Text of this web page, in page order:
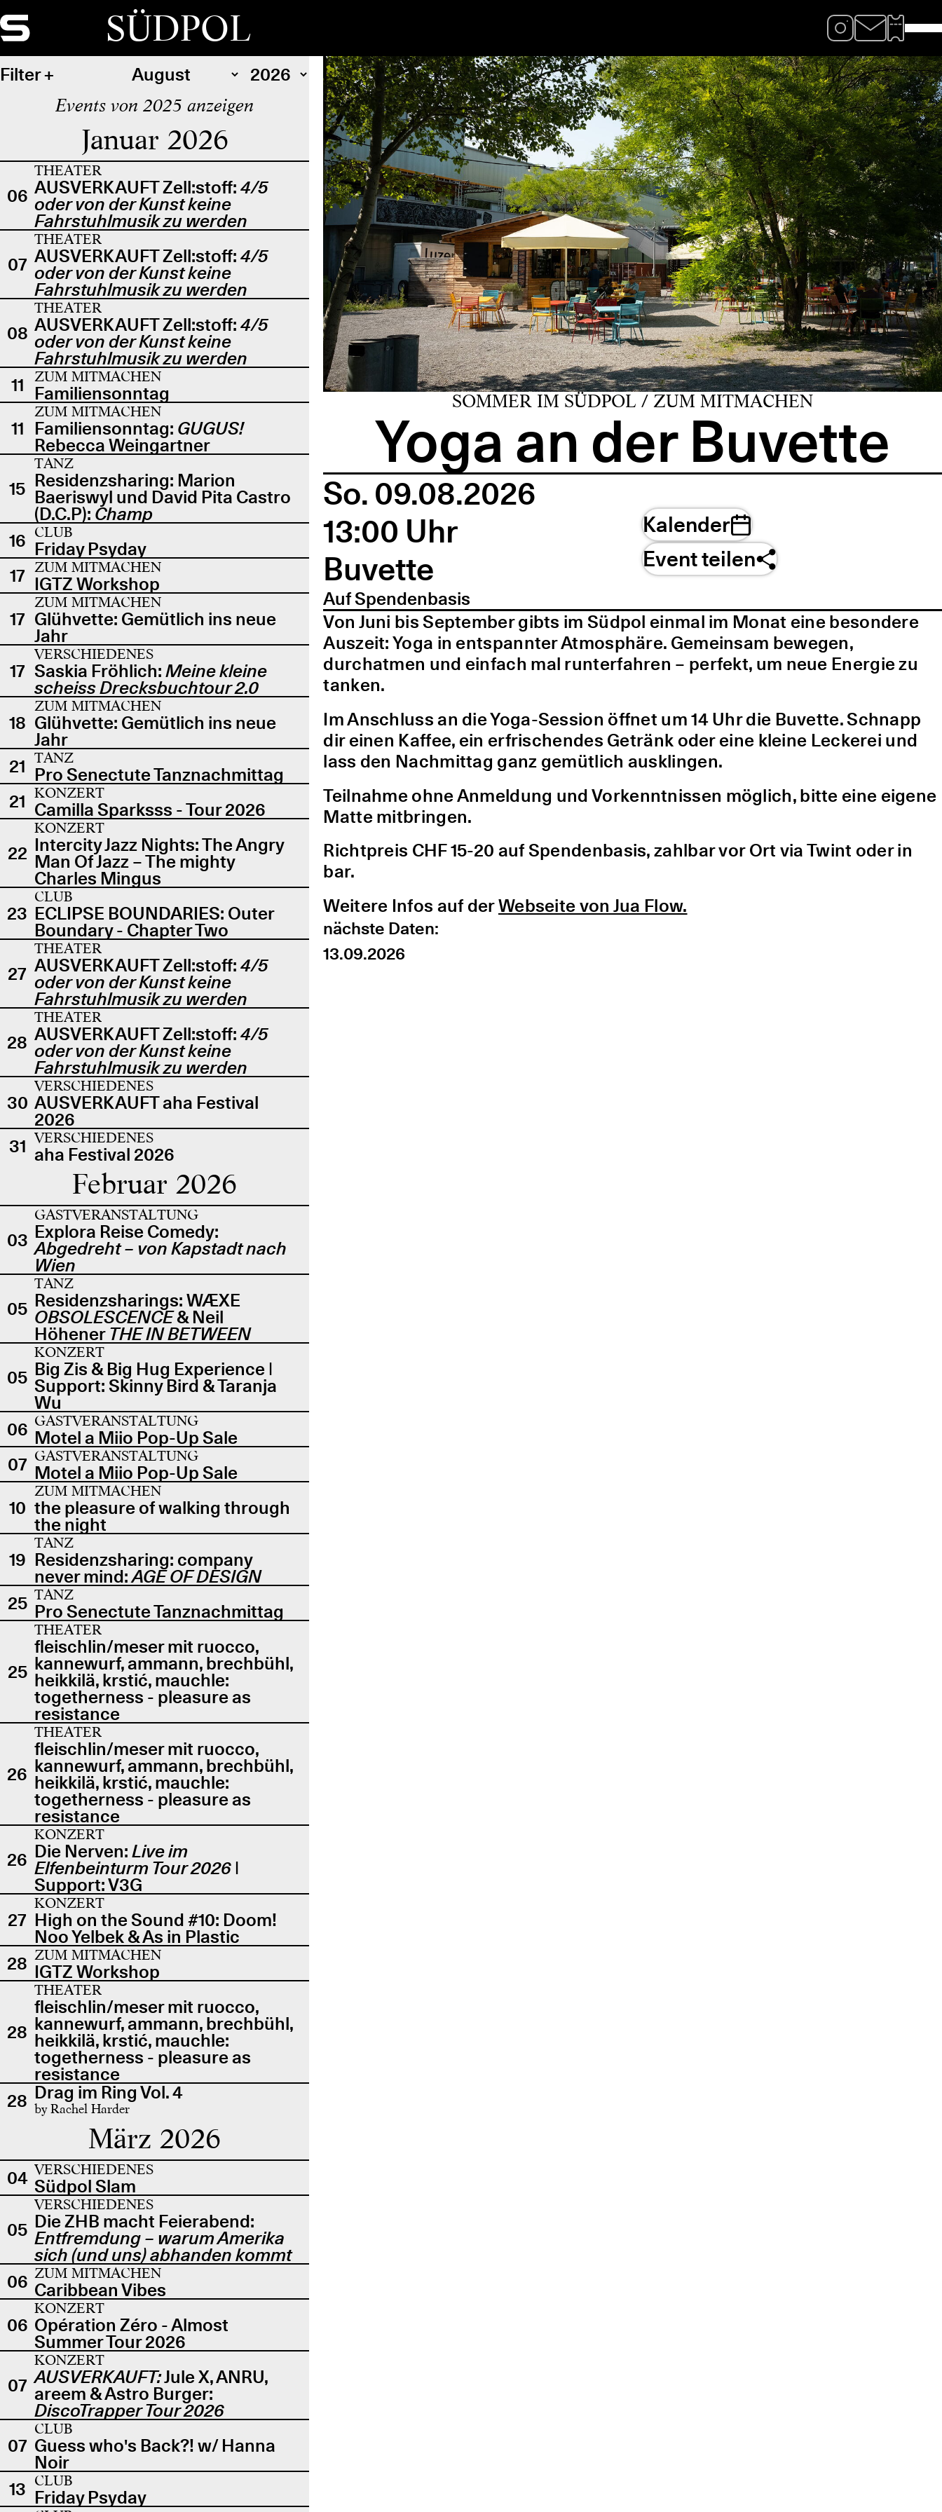
SÜDPOL
Filter
Events von 2025 anzeigen
Januar 2026
06
THEATER
AUSVERKAUFT Zell:stoff: 4/5
oder von der Kunst keine
Fahrstuhlmusik zu werden
07
THEATER
AUSVERKAUFT Zell:stoff: 4/5
oder von der Kunst keine
Fahrstuhlmusik zu werden
08
THEATER
AUSVERKAUFT Zell:stoff: 4/5
oder von der Kunst keine
Fahrstuhlmusik zu werden
11
ZUM MITMACHEN
Familiensonntag
11
ZUM MITMACHEN
Familiensonntag: GUGUS!
Rebecca Weingartner
15
TANZ
Residenzsharing: Marion
Baeriswyl und David Pita Castro
(D.C.P): Champ
16 CLUB
Friday Psyday
17 ZUM MITMACHEN
IGTZ Workshop
17
ZUM MITMACHEN
Glühvette: Gemütlich ins neue
Jahr
17
VERSCHIEDENES
Saskia Fröhlich: Meine kleine
scheiss Drecksbuchtour 2.0
18
ZUM MITMACHEN
Glühvette: Gemütlich ins neue
Jahr
21 TANZ
Pro Senectute Tanznachmittag
21 KONZERT
Camilla Sparksss - Tour 2026
22
KONZERT
Intercity Jazz Nights: The Angry
Man Of Jazz – The mighty
Charles Mingus
23
CLUB
ECLIPSE BOUNDARIES: Outer
Boundary - Chapter Two
27
THEATER
AUSVERKAUFT Zell:stoff: 4/5
oder von der Kunst keine
Fahrstuhlmusik zu werden
28
THEATER
AUSVERKAUFT Zell:stoff: 4/5
oder von der Kunst keine
Fahrstuhlmusik zu werden
30
VERSCHIEDENES
AUSVERKAUFT aha Festival
2026
31 VERSCHIEDENES
aha Festival 2026
Februar 2026
03
GASTVERANSTALTUNG
Explora Reise Comedy:
Abgedreht – von Kapstadt nach
Wien
05
TANZ
Residenzsharings: WÆXE
OBSOLESCENCE& Neil
Höhener THE IN BETWEEN
05
KONZERT
Big Zis & Big Hug Experience |
Support: Skinny Bird & Taranja
Wu
06 GASTVERANSTALTUNG
Motel a Miio Pop-Up Sale
07 GASTVERANSTALTUNG
Motel a Miio Pop-Up Sale
10
ZUM MITMACHEN
the pleasure of walking through
the night
19
TANZ
Residenzsharing: company
never mind:AGE OF DESIGN
25 TANZ
Pro Senectute Tanznachmittag
25
THEATER
fleischlin/meser mit ruocco,
kannewurf, ammann, brechbühl,
heikkilä, krstić, mauchle:
togetherness - pleasure as
resistance
26
THEATER
fleischlin/meser mit ruocco,
kannewurf, ammann, brechbühl,
heikkilä, krstić, mauchle:
togetherness - pleasure as
resistance
26
KONZERT
Die Nerven:Live im
Elfenbeinturm Tour 2026 |
Support: V3G
27
KONZERT
High on the Sound #10: Doom!
Noo Yelbek & As in Plastic
28 ZUM MITMACHEN
IGTZ Workshop
28
THEATER
fleischlin/meser mit ruocco,
kannewurf, ammann, brechbühl,
heikkilä, krstić, mauchle:
togetherness - pleasure as
resistance
28 Drag im Ring Vol. 4
by Rachel Harder
März 2026
04 VERSCHIEDENES
Südpol Slam
05
VERSCHIEDENES
Die ZHB macht Feierabend:
Entfremdung – warum Amerika
sich (und uns) abhanden kommt
06 ZUM MITMACHEN
Caribbean Vibes
06
KONZERT
Opération Zéro - Almost
Summer Tour 2026
07
KONZERT
AUSVERKAUFT:Jule X, ANRU,
areem & Astro Burger:
DiscoTrapper Tour 2026
07
CLUB
Guess who's Back?! w/ Hanna
Noir
13 CLUB
Friday Psyday
SOMMER IM SÜDPOL / ZUM MITMACHEN
Yoga an der Buvette
So. 09.08.2026
13:00 Uhr
Buvette
Auf Spendenbasis
Kalender
Event teilen
Von Juni bis September gibts im Südpol einmal im Monat eine besondere
Auszeit: Yoga in entspannter Atmosphäre. Gemeinsam bewegen,
durchatmen und einfach mal runterfahren – perfekt, um neue Energie zu
tanken.
Im Anschluss an die Yoga-Session öffnet um 14 Uhr die Buvette. Schnapp
dir einen Kaffee, ein erfrischendes Getränk oder eine kleine Leckerei und
lass den Nachmittag ganz gemütlich ausklingen.
Teilnahme ohne Anmeldung und Vorkenntnissen möglich, bitte eine eigene
Matte mitbringen.
Richtpreis CHF 15-20 auf Spendenbasis, zahlbar vor Ort via Twint oder in
bar.
Weitere Infos auf derWebseite von Jua Flow.
nächste Daten:
13.09.2026